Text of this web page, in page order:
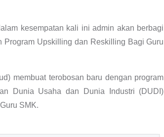
kesempatan kali ini admin akan berbagi
Program Upskilling dan Reskilling Bagi Guru
membuat terobosan baru dengan program
Dunia Usaha dan Dunia Industri (DUDI)
Guru SMK.